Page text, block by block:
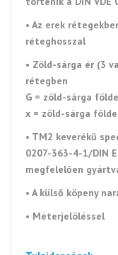
• Az erek
réteghosszal
• Zöld-sárga ér (3
rétegben
G = zöld-sárga
x = zöld-sárga
• TM2 keverékű
0207-363-4-1/DIN
megfelelően
• A külső köpeny
• Méterjelöléssel